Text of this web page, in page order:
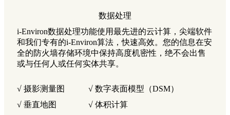
数据处理
i-Environ数据处理功能使用最先进的云计算，尖端软件
和我们专有的i-Environ算法，快速高效。您的信息在安
全的防火墙存储环境中保持高度机密性，绝不会出售
或与任何人或任何实体共享。
√ 摄影测量图
√ 数字表面模型（DSM）
√ 垂直地图
√ 体积计算